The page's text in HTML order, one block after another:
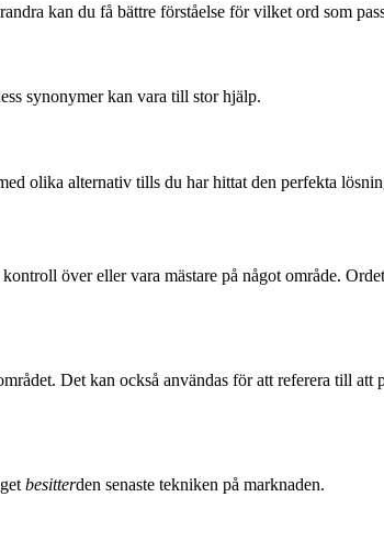
kan du få bättre förståelse för vilket ord som
synonymer kan vara till stor hjälp.
olika alternativ tills du har hittat den perfekta
över eller vara mästare på något område.
Det kan också användas för att referera till
besitterden senaste tekniken på marknaden.